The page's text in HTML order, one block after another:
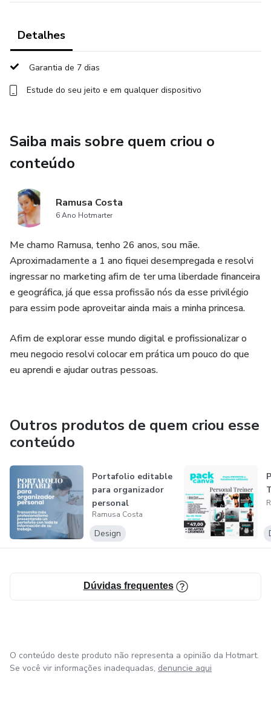
Detalhes
Garantia de 7 dias
Estude do seu jeito e em qualquer dispositivo
Saiba mais sobre quem criou o
conteúdo
Ramusa Costa
6 Ano Hotmarter
Me chamo Ramusa, tenho 26 anos, sou mãe.
Aproximadamente a 1 ano fiquei desempregada e resolvi
ingressar no marketing afim de ter uma liberdade financeira
e geográfica, já que essa profissão nós da esse privilégio
para essim pode aproveitar ainda mais a minha princesa.
Afim de explorar esse mundo digital e profissionalizar o
meu negocio resolvi colocar em prática um pouco do que
eu aprendi e ajudar outras pessoas.
Outros produtos de quem criou esse
conteúdo
Portafolio editable
para organizador
personal
Ramusa Costa
Design
Dúvidas frequentes
O conteúdo deste produto não representa a opinião da Hotmart.
Se você vir informações inadequadas, denuncie aqui